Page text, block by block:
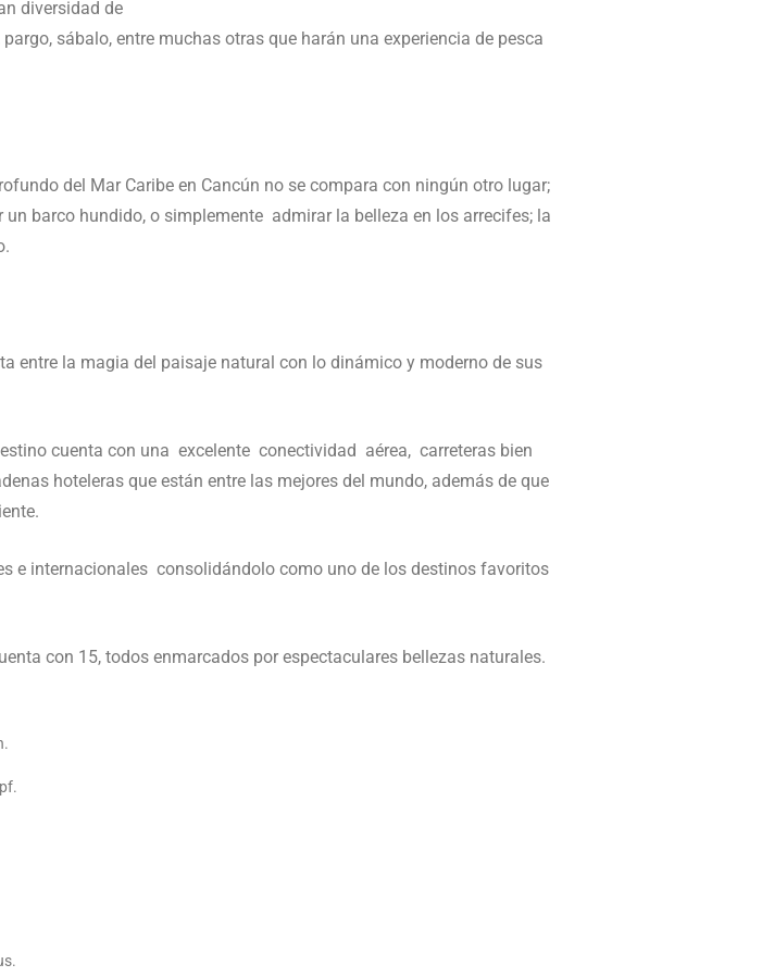
diversidad de
sábalo, entre muchas otras que harán una experiencia de pesca
del Mar Caribe en Cancún no se compara con ningún otro lugar;
barco hundido, o simplemente admirar la belleza en los arrecifes; la
entre la magia del paisaje natural con lo dinámico y moderno de sus
cuenta con una excelente conectividad aérea, carreteras bien
hoteleras que están entre las mejores del mundo, además de que
e internacionales consolidándolo como uno de los destinos favoritos
con 15, todos enmarcados por espectaculares bellezas naturales.